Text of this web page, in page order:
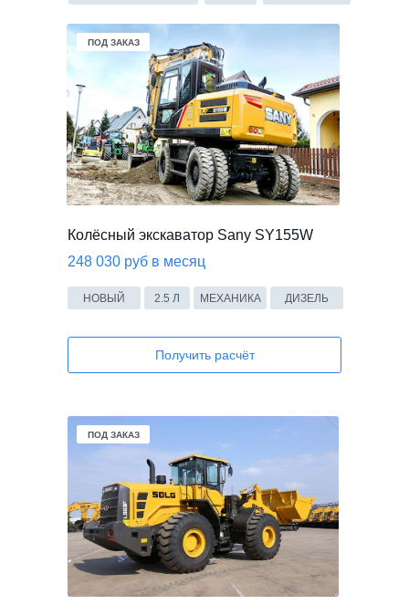
Колёсный экскаватор Sany SY155W
248 030 руб в месяц
2.5 Л МЕХАНИКА ДИЗЕЛЬ
НОВЫЙ
Получить расчёт
В НАЛИЧИИ
В НАЛИЧИИ
ПОД ЗАКАЗ
ПОД ЗАКАЗ
ПОД ЗАКАЗ